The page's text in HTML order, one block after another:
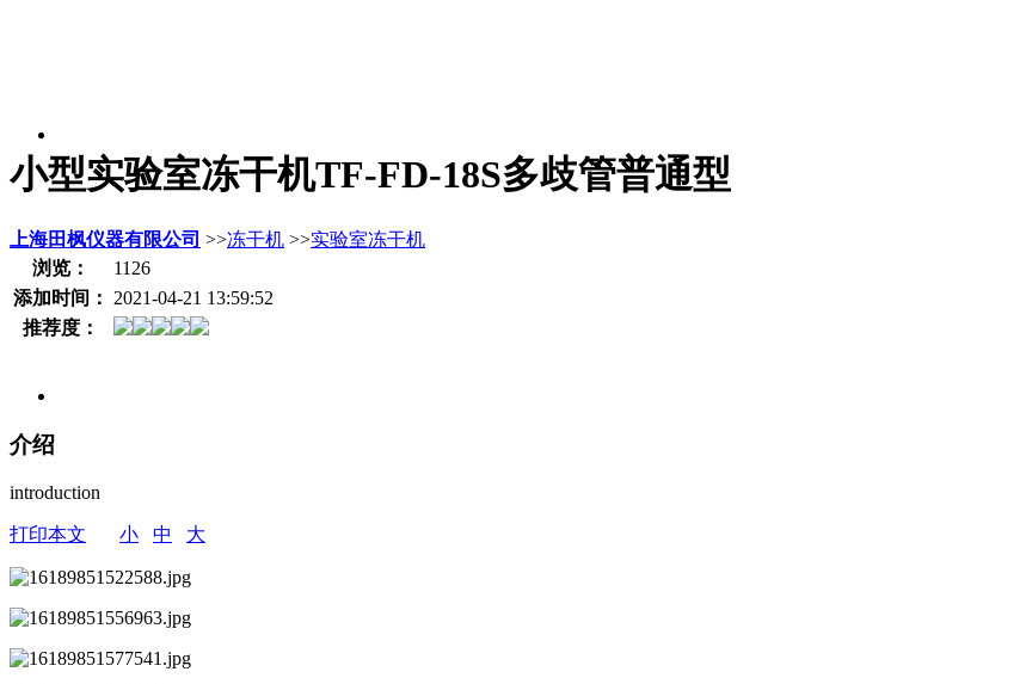
小型实验室冻干机TF-FD-18S多歧管普通型
上海田枫仪器有限公司 >>冻干机 >>实验室冻干机
浏览：
1126
添加时间：
2021-04-21 13:59:52
推荐度：
介绍
introduction
打印本文 小 中 大